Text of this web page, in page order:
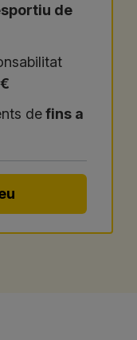
de
defins a